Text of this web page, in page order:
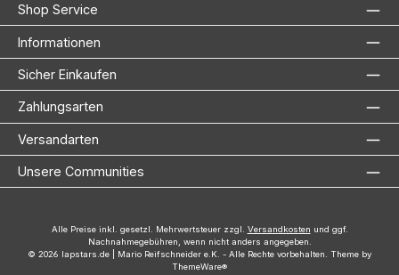
Shop Service
Informationen
Sicher Einkaufen
Zahlungsarten
Versandarten
Unsere Communities
Alle Preise inkl. gesetzl. Mehrwertsteuer zzgl. Versandkosten und ggf.
Nachnahmegebühren, wenn nicht anders angegeben.
© 2026 lapstars.de | Mario Reifschneider e.K. - Alle Rechte vorbehalten. Theme by
ThemeWare®